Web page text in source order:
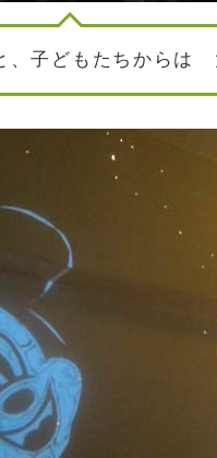
、子どもたちからは